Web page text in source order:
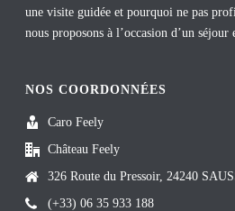
une visite guidée et pourquoi ne pas
nous proposons à l’occasion d’un séjour
NOS COORDONNÉES
Caro Feely
Château Feely
326 Route du Pressoir, 24240
(+33) 06 35 933 188